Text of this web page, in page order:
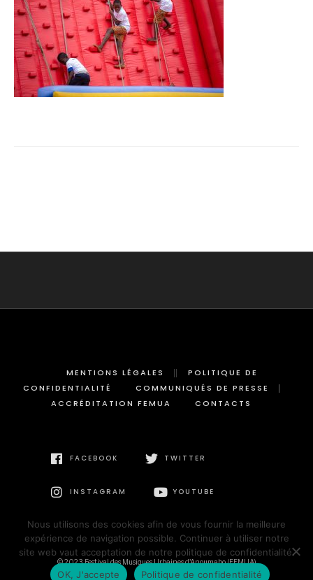
MENTIONS LÉGALES
POLITIQUE DE
CONFIDENTIALITÉ
COMMUNIQUÉS DE PRESSE
ACCRÉDITATION FEMUA
CONTACTS
FACEBOOK TWITTER
INSTAGRAM YOUTUBE
© 2023 Festival des Musiques Urbaines d'Anoumabo (FEMUA)
Nous utilisons des cookies afin de vous fournir la meilleure
expérience de navigation possible. Continuer à utiliser notre
site web vaut acceptation de notre politique de confidentialité.
OK, J'accepte
Politique de confidentialité